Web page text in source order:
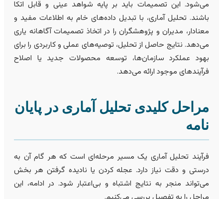
این تصمیمات باید بر پایه شواهد عینی و قابل اتکا
تحلیل آماری، با تبدیل داده‌های خام به اطلاعات مفید و
مدیران و پژوهشگران را در اتخاذ تصمیمات آگاهانه یاری
نتایج حاصل از تحلیل، توصیه‌های عملی و کاربردی را برای
عملکرد سازمان‌ها، توسعه محصولات جدید یا اصلاح
موجود ارائه می‌دهد.
کلیدی تحلیل آماری در پایان
تحلیل آماری یک مسیر مرحله‌ای است که هر گام آن به
و دقت نیاز دارد. عجله کردن یا نادیده گرفتن هر بخش
منجر به نتایج اشتباه و بی‌اعتبار شود. در ادامه، این